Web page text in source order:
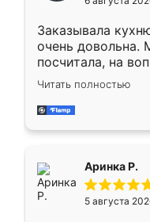
мебели буду
Заказывала
очень довольна.
посчитала, на
Замерщик
делу со всей
за день, ребята
Читать полностью
Аринка Р.
5 августа